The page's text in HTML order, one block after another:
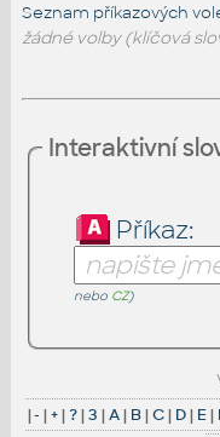
Seznam příkazových
žádné volby (klíčová
Interaktivní
Příkaz:
nebo CZ)
|- |+|?|3 |A| B|C| D| E|